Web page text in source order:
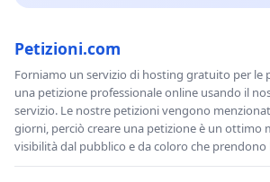
Petizioni.com
Forniamo un servizio di hosting gratuito per le
una petizione professionale online usando il
servizio. Le nostre petizioni vengono
giorni, perciò creare una petizione è un ottimo
visibilità dal pubblico e da coloro che prendono